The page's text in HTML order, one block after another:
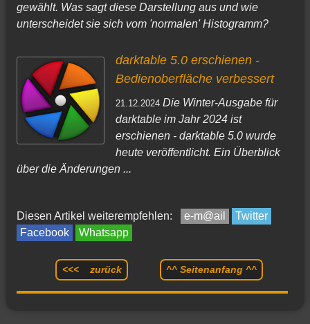
gewählt. Was sagt diese Darstellung aus und wie
unterscheidet sie sich vom 'normalen' Histogramm?
darktable 5.0 erschienen -
Bedienoberfläche verbessert
21.12.2024 Die Winter-Ausgabe für
darktable im Jahr 2024 ist
erschienen - darktable 5.0 wurde
heute veröffentlicht. Ein Überblick
über die Änderungen ...
Diesen Artikel weiterempfehlen: e-m@ail
Twitter
Facebook
Whatsapp
<<< zurück ^^ Seitenanfang ^^